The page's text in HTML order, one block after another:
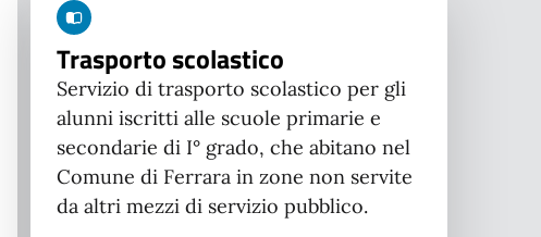
Trasporto scolastico
Servizio di trasporto scolastico per gli
alunni iscritti alle scuole primarie e
secondarie di I° grado, che abitano nel
Comune di Ferrara in zone non servite
da altri mezzi di servizio pubblico.